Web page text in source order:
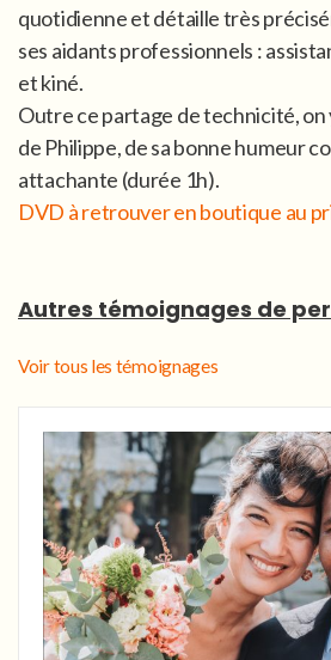
quotidienne et détaille très
ses aidants professionnels :
et kiné.
Outre ce partage de technicité, on
de Philippe, de sa bonne humeur
attachante (durée 1h).
DVD à retrouver en boutique au
Autres témoignages de
Voir tous les témoignages